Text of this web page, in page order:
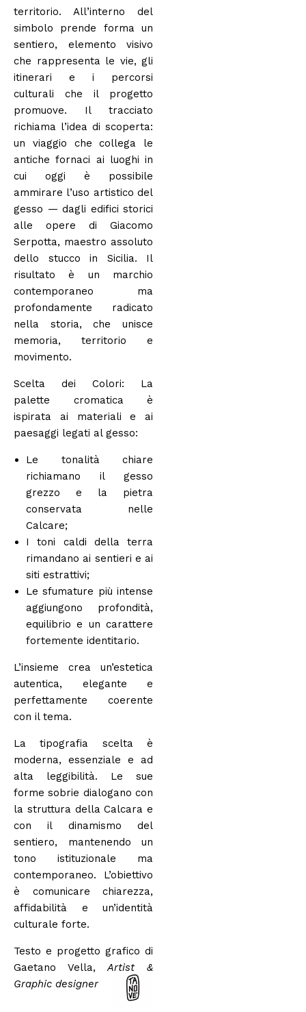
territorio. All’interno del
simbolo prende forma un
sentiero, elemento visivo
che rappresenta le vie, gli
itinerari e i percorsi
culturali che il progetto
promuove. Il tracciato
richiama l’idea di scoperta:
un viaggio che collega le
antiche fornaci ai luoghi in
cui oggi è possibile
ammirare l’uso artistico del
gesso — dagli edifici storici
alle opere di Giacomo
Serpotta, maestro assoluto
dello stucco in Sicilia. Il
risultato è un marchio
contemporaneo ma
profondamente radicato
nella storia, che unisce
memoria, territorio e
movimento.
Scelta dei Colori: La
palette cromatica è
ispirata ai materiali e ai
paesaggi legati al gesso:
Le tonalità chiare
richiamano il gesso
grezzo e la pietra
conservata nelle
Calcare;
I toni caldi della terra
rimandano ai sentieri e ai
siti estrattivi;
Le sfumature più intense
aggiungono profondità,
equilibrio e un carattere
fortemente identitario.
L’insieme crea un’estetica
autentica, elegante e
perfettamente coerente
con il tema.
La tipografia scelta è
moderna, essenziale e ad
alta leggibilità. Le sue
forme sobrie dialogano con
la struttura della Calcara e
con il dinamismo del
sentiero, mantenendo un
tono istituzionale ma
contemporaneo. L’obiettivo
è comunicare chiarezza,
affidabilità e un’identità
culturale forte.
Testo e progetto grafico di
Gaetano Vella,Artist &
Graphic designer